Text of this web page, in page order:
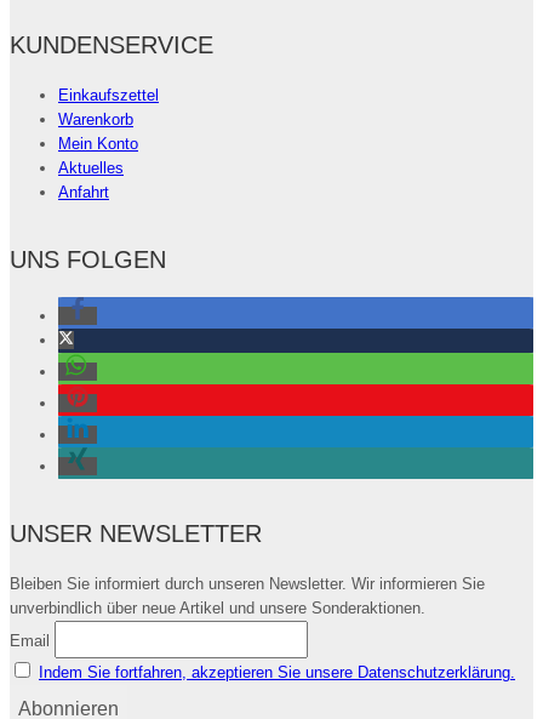
KUNDENSERVICE
Einkaufszettel
Warenkorb
Mein Konto
Aktuelles
Anfahrt
UNS FOLGEN
UNSER NEWSLETTER
Bleiben Sie informiert durch unseren Newsletter. Wir informieren Sie
unverbindlich über neue Artikel und unsere Sonderaktionen.
Email
Indem Sie fortfahren, akzeptieren Sie unsere Datenschutzerklärung.